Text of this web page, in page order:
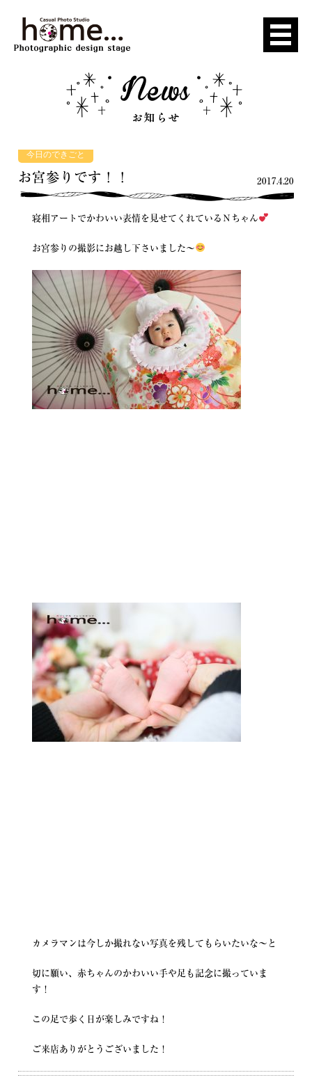
今日のできごと
お宮参りです！！ 2017.4.20
寝相アートでかわいい表情を見せてくれているＮちゃん
お宮参りの撮影にお越し下さいました〜
カメラマンは今しか撮れない写真を残してもらいたいな〜と
切に願い、赤ちゃんのかわいい手や足も記念に撮っていま
す！
この足で歩く日が楽しみですね！
ご来店ありがとうございました！